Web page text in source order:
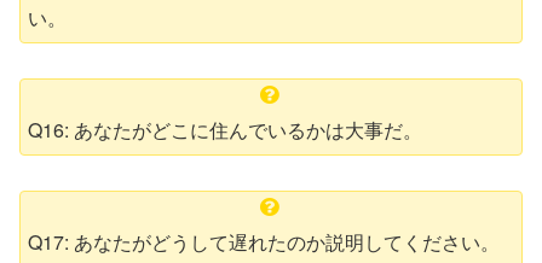
い。
Q16: あなたがどこに住んでいるかは大事だ。
Q17: あなたがどうして遅れたのか説明してください。